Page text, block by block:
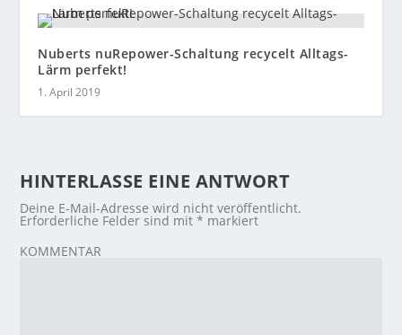
Nuberts nuRepower-Schaltung recycelt Alltags-
Lärm perfekt!
1. April 2019
HINTERLASSE EINE ANTWORT
Deine E-Mail-Adresse wird nicht veröffentlicht.
Erforderliche Felder sind mit* markiert
KOMMENTAR